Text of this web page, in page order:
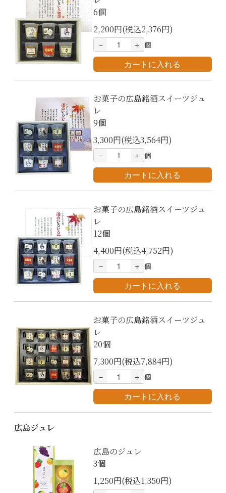
6個
2,200円(税込2,376円)
－
+ 個
お菓子の広島銘酒スイーツジュ
レ
9個
3,300円(税込3,564円)
－
+ 個
お菓子の広島銘酒スイーツジュ
レ
12個
4,400円(税込4,752円)
－
+ 個
お菓子の広島銘酒スイーツジュ
レ
20個
7,300円(税込7,884円)
－
+ 個
広島ジュレ
広島のジュレ
3個
1,250円(税込1,350円)